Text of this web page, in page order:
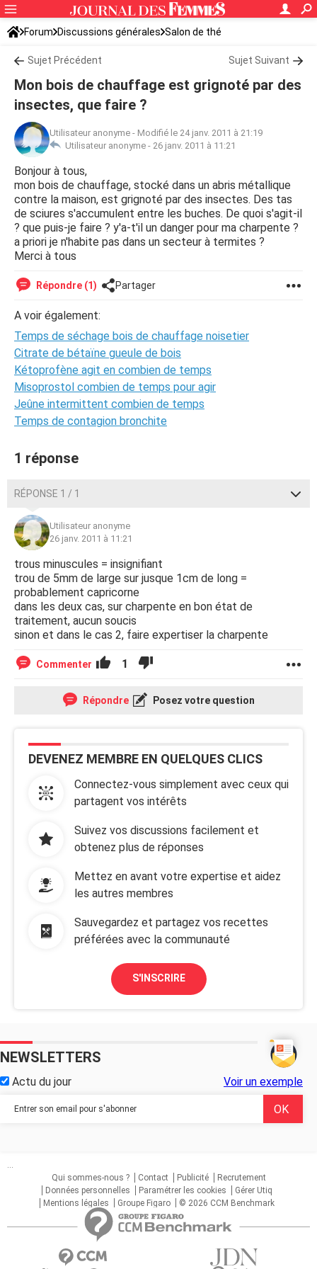
Forum Discussions générales Salon de thé
Sujet Précédent Sujet Suivant
Mon bois de chauffage est grignoté par des
insectes, que faire ?
Utilisateur anonyme - Modifié le 24 janv. 2011 à 21:19
Utilisateur anonyme - 26 janv. 2011 à 11:21
Bonjour à tous,
mon bois de chauffage, stocké dans un abris métallique
contre la maison, est grignoté par des insectes. Des tas
de sciures s'accumulent entre les buches. De quoi s'agit-il
? que puis-je faire ? y'a-t'il un danger pour ma charpente ?
a priori je n'habite pas dans un secteur à termites ?
Merci à tous
Répondre (1) Partager
A voir également:
Temps de séchage bois de chauffage noisetier
Citrate de bétaïne gueule de bois
Kétoprofène agit en combien de temps
Misoprostol combien de temps pour agir
Jeûne intermittent combien de temps
Temps de contagion bronchite
1 réponse
RÉPONSE 1 / 1
Utilisateur anonyme
26 janv. 2011 à 11:21
trous minuscules = insignifiant
trou de 5mm de large sur jusque 1cm de long =
probablement capricorne
dans les deux cas, sur charpente en bon état de
traitement, aucun soucis
sinon et dans le cas 2, faire expertiser la charpente
Commenter 1
Répondre Posez votre question
DEVENEZ MEMBRE EN QUELQUES CLICS
Connectez-vous simplement avec ceux qui
partagent vos intérêts
Suivez vos discussions facilement et
obtenez plus de réponses
Mettez en avant votre expertise et aidez
les autres membres
Sauvegardez et partagez vos recettes
préférées avec la communauté
S'INSCRIRE
NEWSLETTERS
Actu du jour Voir un exemple
...
Qui sommes-nous ?
Contact Publicité
Recrutement
Données personnelles
Paramétrer les cookies
Gérer Utiq
Mentions légales
Groupe Figaro © 2026 CCM Benchmark